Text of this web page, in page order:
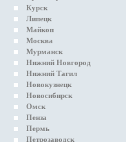
Курск
Липецк
Майкоп
Москва
Мурманск
Нижний Новгород
Нижний Тагил
Новокузнецк
Новосибирск
Омск
Пенза
Пермь
Петрозаводск